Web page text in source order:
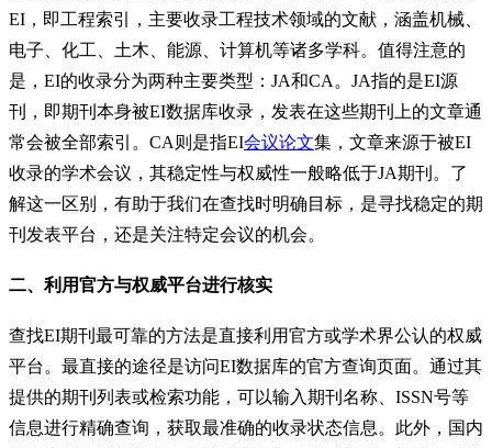
EI，即工程索引，主要收录工程技术领域的文献，涵盖机械、
电子、化工、土木、能源、计算机等诸多学科。值得注意的
是，EI的收录分为两种主要类型：JA和CA。JA指的是EI源
刊，即期刊本身被EI数据库收录，发表在这些期刊上的文章通
常会被全部索引。CA则是指EI会议论文集，文章来源于被EI
收录的学术会议，其稳定性与权威性一般略低于JA期刊。了
解这一区别，有助于我们在查找时明确目标，是寻找稳定的期
刊发表平台，还是关注特定会议的机会。
二、利用官方与权威平台进行核实
查找EI期刊最可靠的方法是直接利用官方或学术界公认的权威
平台。最直接的途径是访问EI数据库的官方查询页面。通过其
提供的期刊列表或检索功能，可以输入期刊名称、ISSN号等
信息进行精确查询，获取最准确的收录状态信息。此外，国内